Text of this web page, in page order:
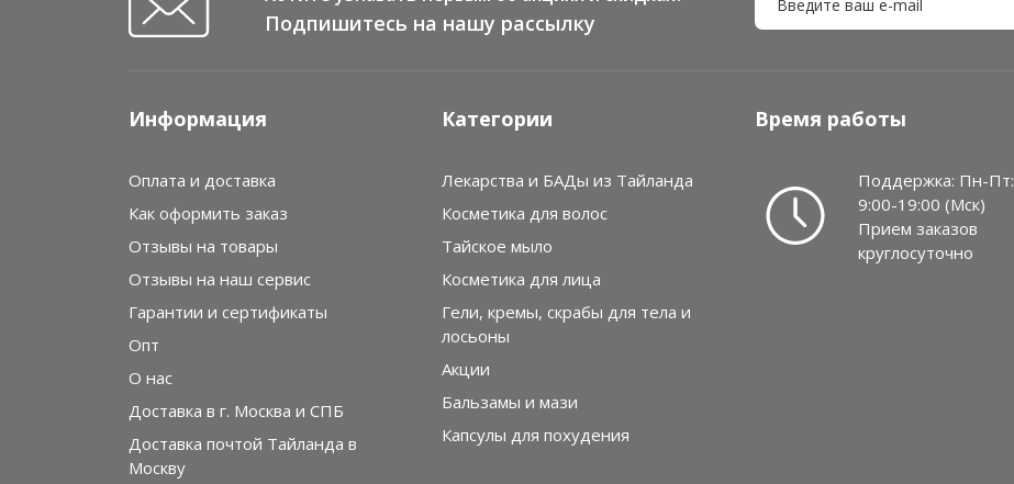
Подпишитесь на нашу рассылку
Информация
Оплата и доставка
Как оформить заказ
Отзывы на товары
Отзывы на наш сервис
Гарантии и сертификаты
Опт
О нас
Доставка в г. Москва и СПБ
Доставка почтой Тайланда в
Москву
Категории
Лекарства и БАДы из Тайланда
Косметика для волос
Тайское мыло
Косметика для лица
Гели, кремы, скрабы для тела и
лосьоны
Акции
Бальзамы и мази
Капсулы для похудения
Время работы
Поддержка: Пн-Пт:
9:00-19:00 (Мск)
Прием заказов
круглосуточно